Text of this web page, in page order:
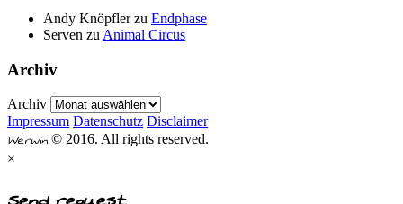
Andy Knöpflerzu Endphase
Serven zu Animal Circus
Archiv
Archiv
Impressum Datenschutz Disclaimer
Werwin© 2016. All rights reserved.
×